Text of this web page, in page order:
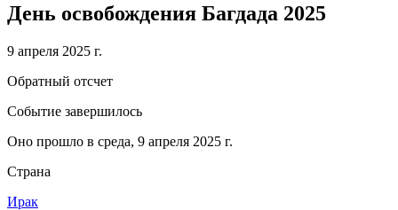
День освобождения Багдада 2025
9 апреля 2025 г.
Обратный отсчет
Событие завершилось
Оно прошло в среда, 9 апреля 2025 г.
Страна
Ирак